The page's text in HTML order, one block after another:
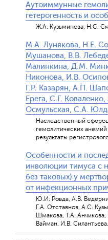
Аутоиммунные
гетерогенность и
Ж.А. Кузьминова, Н.С.
М.А. Лунякова, Н.Е.
Мушанова, В.В.
Малинкина, Д.М.
Никонова, И.В.
Г.Р. Казарян, А.П.
Ерега, С.Г.
Осмульская, С.А.
Наследственный
гемолитических
результаты
Особенности и
инволюции тимуса с
без таковых) у
от инфекционных
Ю.И. Ровда, А.В.
Г.А. Отставнов, А.С.
Шмакова, Т.А.
Вайман, И.В.